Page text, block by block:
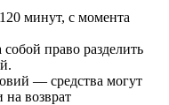
минут, с момента
право разделить
— средства могут
на возврат